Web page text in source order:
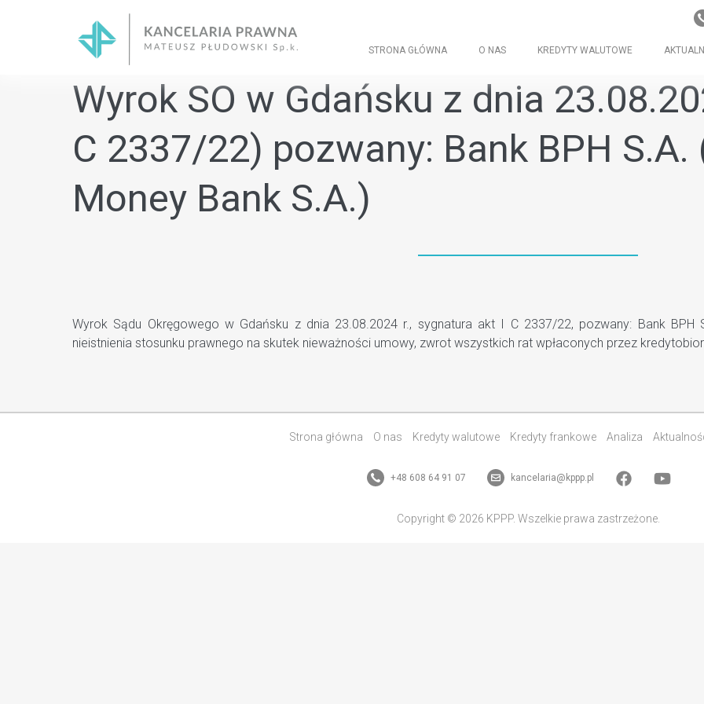
STRONA GŁÓWNA O NAS KREDYTY WALUTOWE
Wyrok SO w Gdańsku z dnia
C 2337/22) pozwany: Bank BPH S.A.
Money Bank S.A.)
Wyrok Sądu Okręgowego w Gdańsku z dnia 23.08.2024 r., sygnatura akt I C 2337/22, pozwany: Bank BPH
nieistnienia stosunku prawnego na skutek nieważności umowy, zwrot wszystkich rat wpłaconych przez
Strona główna O nas Kredyty walutowe Kredyty frankowe Analiza
+48 608 64 91 07 kancelaria@kppp.pl
Copyright © 2026 KPPP. Wszelkie prawa zastrzeżone.